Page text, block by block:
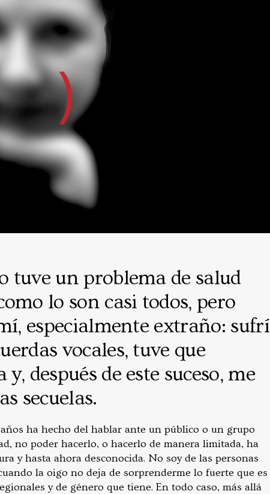
tuve un problema de salud
lo son casi todos, pero
especialmente extraño: sufrí
vocales, tuve que
después de este suceso, me
secuelas.
ha hecho del hablar ante un público o un grupo
no poder hacerlo, o hacerlo de manera limitada, ha
y hasta ahora desconocida. No soy de las personas
la oigo no deja de sorprenderme lo fuerte que es
y de género que tiene. En todo caso, más allá